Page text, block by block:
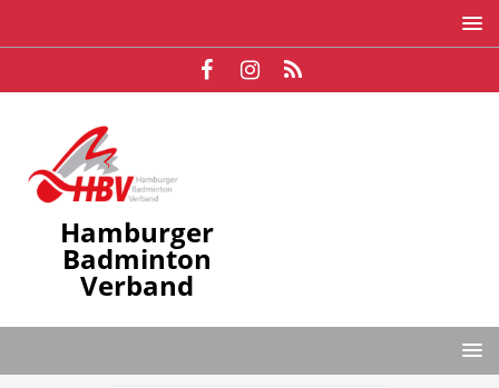
Hamburger
Badminton
Verband